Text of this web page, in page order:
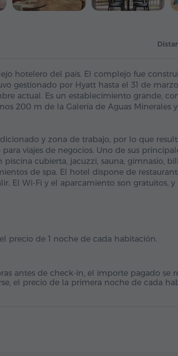
hotelero del país. El complejo fue
gestionado por Hyatt hasta el 31 de
actual. Es un establecimiento grande,
200 m de la Galería de Aguas Minerales
y zona de trabajo, por lo que
viajes de negocios. Uno de sus
cubierta, jacuzzi, sauna, gimnasio,
de spa. El hotel dispone de
El Wi-Fi y el aparcamiento son gratuitos, y
precio de 1 noche de cada habitación.
antes de check-in, el importe pagado se
el precio de la primera noche de cada